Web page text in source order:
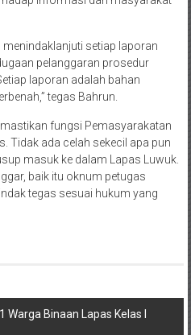
setiap laporan
pelanggaran prosedur
laporan adalah bahan
tegas Bahrun.
fungsi Pemasyarakatan
Tidak ada celah sekecil apa pun
masuk ke dalam Lapas Luwuk.
baik itu oknum petugas
tegas sesuai hukum yang
Warga Binaan Lapas Kelas I